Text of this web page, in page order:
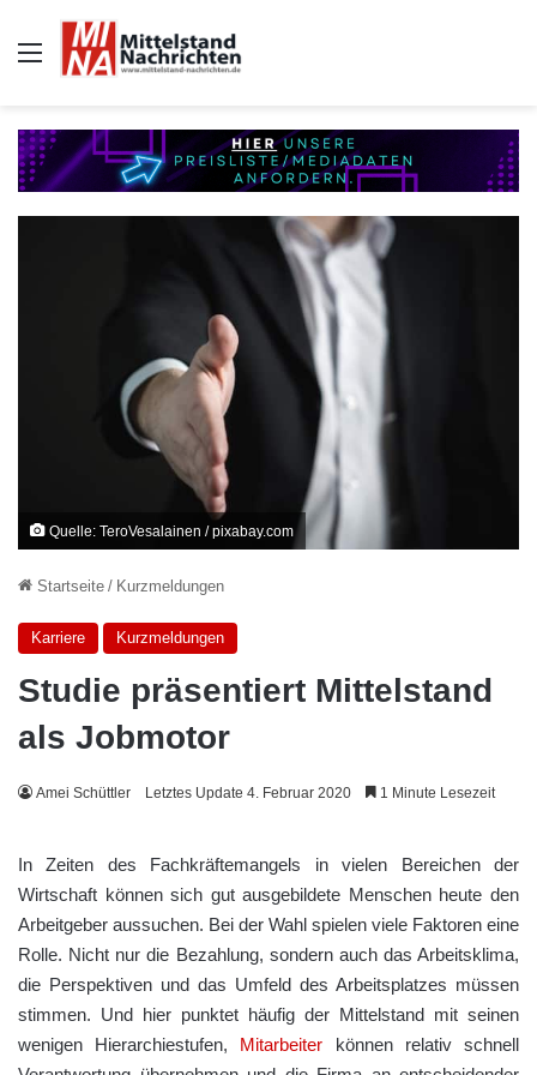
Auswahl
Quelle: TeroVesalainen / pixabay.com
Startseite / Kurzmeldungen
Karriere Kurzmeldungen
Studie präsentiert Mittelstand
als Jobmotor
Amei Schüttler Letztes Update 4. Februar 2020 1 Minute Lesezeit
In Zeiten des Fachkräftemangels in vielen Bereichen der
Wirtschaft können sich gut ausgebildete Menschen heute den
Arbeitgeber aussuchen. Bei der Wahl spielen viele Faktoren eine
Rolle. Nicht nur die Bezahlung, sondern auch das Arbeitsklima,
die Perspektiven und das Umfeld des Arbeitsplatzes müssen
stimmen. Und hier punktet häufig der Mittelstand mit seinen
wenigen Hierarchiestufen, Mitarbeiter können relativ schnell